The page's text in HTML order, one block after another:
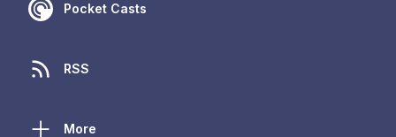
Pocket Casts
RSS
More